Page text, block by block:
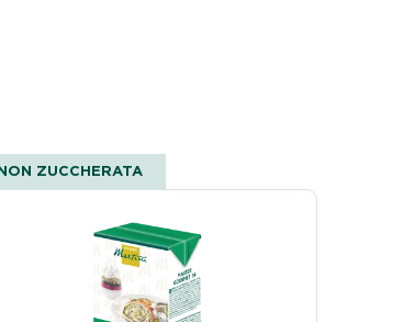
ZUCCHERATA